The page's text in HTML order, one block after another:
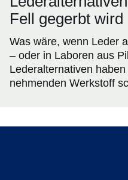
Fell gegerbt wird
Was wäre, wenn Leder
– oder in Laboren aus
Lederalternativen
nehmenden Werkstoff